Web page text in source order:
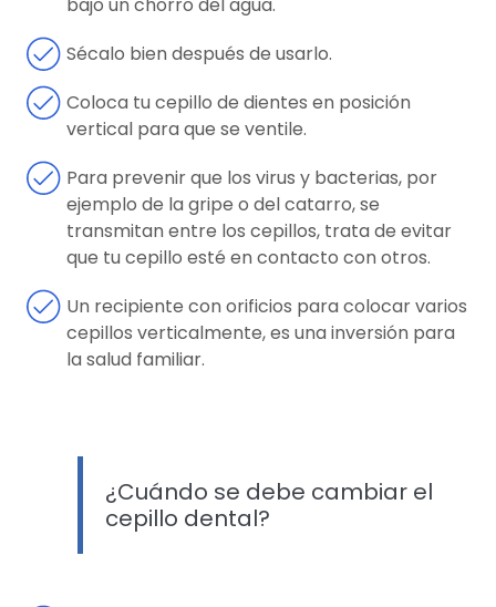
Sécalo bien después de usarlo.
Coloca tu cepillo de dientes en posición
vertical para que se ventile.
Para prevenir que los virus y bacterias, por
ejemplo de la gripe o del catarro, se
transmitan entre los cepillos, trata de evitar
que tu cepillo esté en contacto con otros.
Un recipiente con orificios para colocar varios
cepillos verticalmente, es una inversión para
la salud familiar.
¿Cuándo se debe cambiar el
cepillo dental?